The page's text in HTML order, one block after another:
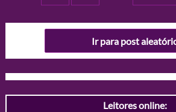
Ir para post
Leitores online: